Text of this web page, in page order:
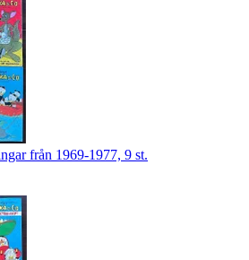
från 1969-1977, 9 st.